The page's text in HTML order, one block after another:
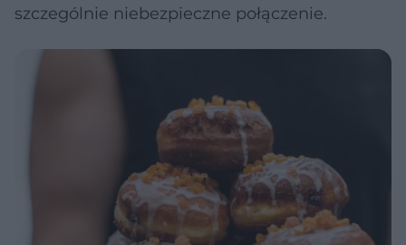
szczególnie niebezpieczne połączenie.